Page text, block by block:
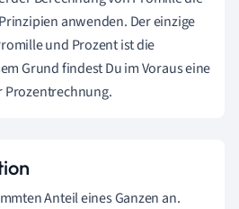
anwenden. Der einzige
und Prozent ist die
Grund findest Du im Voraus eine
Prozentrechnung.
Anteil eines Ganzen an.